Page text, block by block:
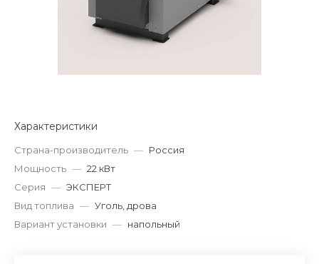
Характеристики
Страна-производитель — Россия
Мощность — 22 кВт
Серия — ЭКСПЕРТ
Вид топлива — Уголь, дрова
Вариант установки — напольный